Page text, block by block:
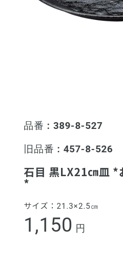
品番 : 389-8-527
旧品番 : 457-8-526
石目 黒LX21㎝皿 *
*
サイズ： 21.3×2.5㎝
1,150 円